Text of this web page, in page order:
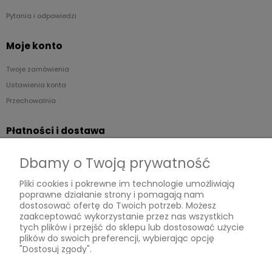
Pytania i odpowiedzi
Moje konto
Twoje zamówienia
Ustawienia konta
Przechowalnia
Płatności i dostawa
Czas i koszty dostawy
Informacje
Regulaminy
Polityka prywatności
Dbamy o Twoją prywatność
Pliki cookies i pokrewne im technologie umożliwiają
poprawne działanie strony i pomagają nam
dostosować ofertę do Twoich potrzeb. Możesz
zaakceptować wykorzystanie przez nas wszystkich
tych plików i przejść do sklepu lub dostosować użycie
plików do swoich preferencji, wybierając opcję
"Dostosuj zgody".